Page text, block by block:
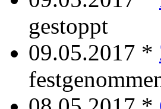
gestoppt
09.05.2017 *